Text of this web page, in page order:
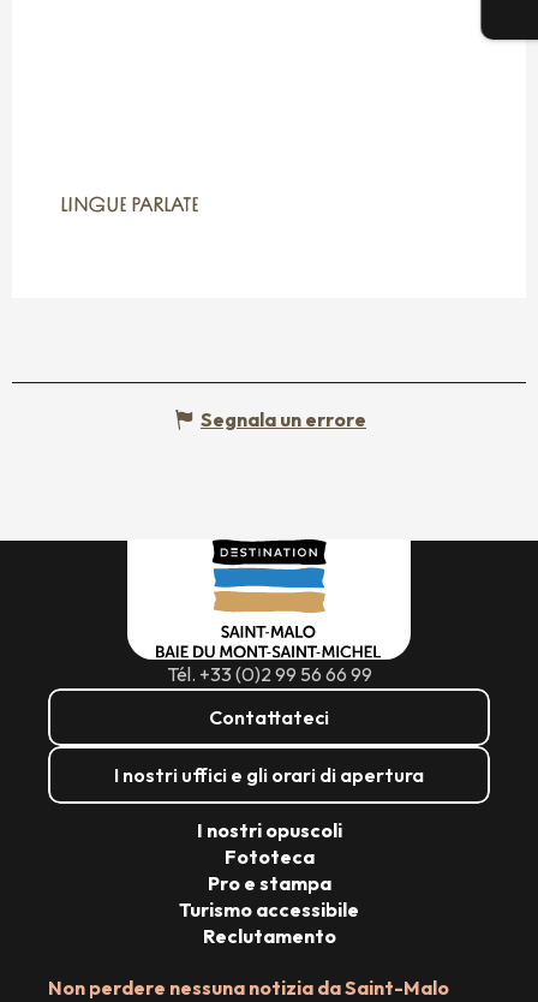
LINGUE PARLATE
LINGUE PARLATE
Segnala un errore
Tél. +33 (0)2 99 56 66 99
Contattateci
I nostri uffici e gli orari di apertura
Non perdere nessuna notizia da Saint-Malo
I nostri opuscoli
Fototeca
Pro e stampa
Turismo accessibile
Reclutamento